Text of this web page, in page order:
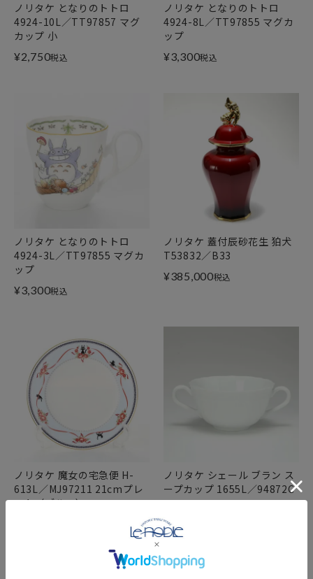
ノリタケ となりのトトロ
4924-10L／TT97857 マグ
カップ 小
¥2,750税込
ノリタケ となりのトトロ
4924-8L／TT97855 マグカ
ップ
¥3,300税込
ノリタケ となりのトトロ
4924-3L／TT97855 マグカ
ップ
¥3,300税込
ノリタケ 蓋付辰砂花生 狛犬
T53832／B33
¥385,000税込
ノリタケ 魔女の宅急便 H-
613L／MJ97211 21cmプレ
ート（ブルー）
ノリタケ シェール ブラン ス
ープカップ 1655L／94872C